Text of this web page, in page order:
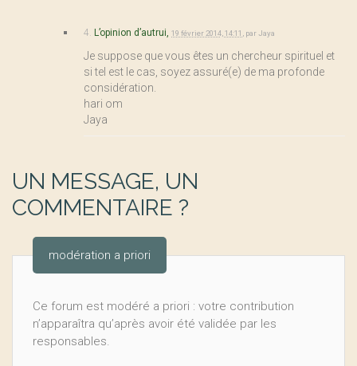
4. L’opinion d’autrui, 19 février 2014, 14:11 parJaya
Je suppose que vous êtes un chercheur spirituel et
si tel est le cas, soyez assuré(e) de ma profonde
considération.
hari om
Jaya
UN MESSAGE, UN
COMMENTAIRE ?
modération a priori
Ce forum est modéré a priori : votre contribution
n’apparaîtra qu’après avoir été validée par les
responsables.